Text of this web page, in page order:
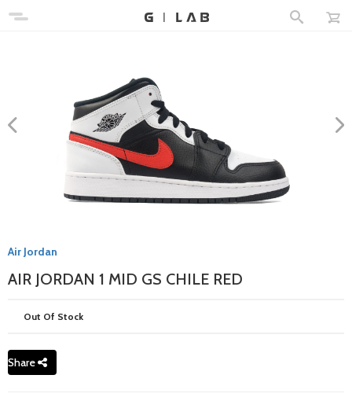
Air Jordan
AIR JORDAN 1 MID GS CHILE RED
Out Of Stock
Share